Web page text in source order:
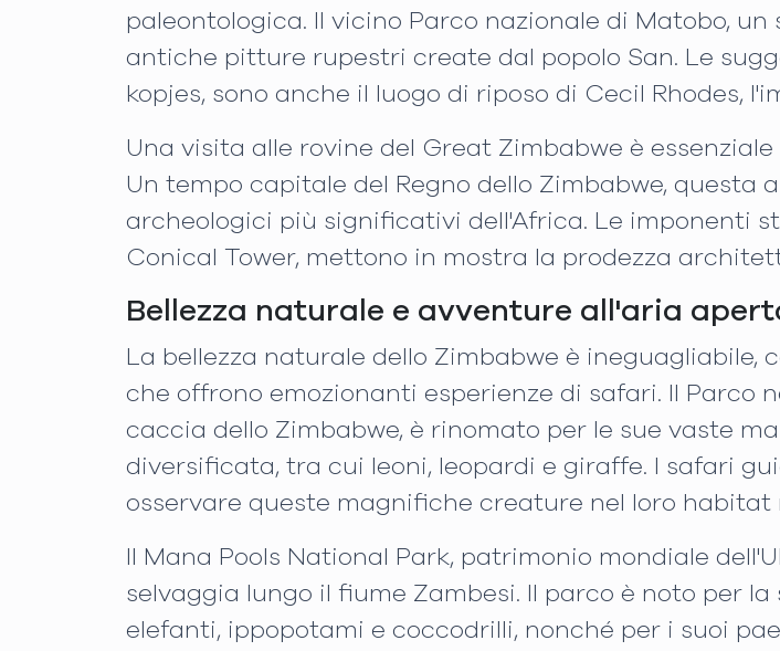
paleontologica. Il vicino Parco nazionale di Matobo,
antiche pitture rupestri create dal popolo San. Le
kopjes, sono anche il luogo di riposo di Cecil Rhodes,
Una visita alle rovine del Great Zimbabwe è
Un tempo capitale del Regno dello Zimbabwe, questa
archeologici più significativi dell'Africa. Le imponenti
Conical Tower, mettono in mostra la prodezza
Bellezza naturale e avventure all'aria
La bellezza naturale dello Zimbabwe è
che offrono emozionanti esperienze di safari. Il Parco
caccia dello Zimbabwe, è rinomato per le sue vaste
diversificata, tra cui leoni, leopardi e giraffe. I safari
osservare queste magnifiche creature nel loro habitat
Il Mana Pools National Park, patrimonio mondiale
selvaggia lungo il fiume Zambesi. Il parco è noto per
elefanti, ippopotami e coccodrilli, nonché per i suoi